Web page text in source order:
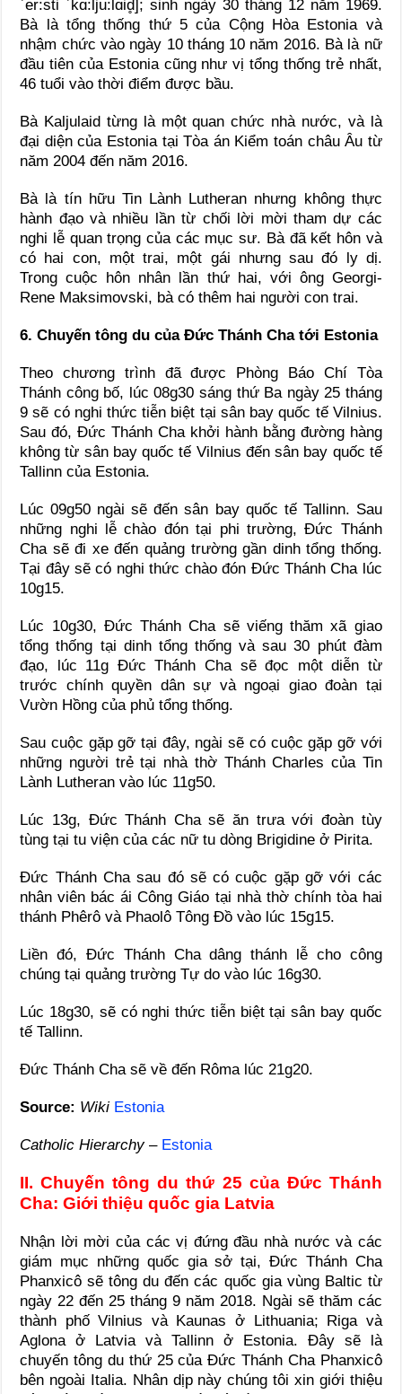
ˈer:sti ˈkɑ:lju:lɑid̥]; sinh ngày 30 tháng 12 năm 1969.
Bà là tổng thống thứ 5 của Cộng Hòa Estonia và
nhậm chức vào ngày 10 tháng 10 năm 2016. Bà là nữ
đầu tiên của Estonia cũng như vị tổng thống trẻ nhất,
46 tuổi vào thời điểm được bầu.
Bà Kaljulaid từng là một quan chức nhà nước, và là
đại diện của Estonia tại Tòa án Kiểm toán châu Âu từ
năm 2004 đến năm 2016.
Bà là tín hữu Tin Lành Lutheran nhưng không thực
hành đạo và nhiều lần từ chối lời mời tham dự các
nghi lễ quan trọng của các mục sư. Bà đã kết hôn và
có hai con, một trai, một gái nhưng sau đó ly dị.
Trong cuộc hôn nhân lần thứ hai, với ông Georgi-
Rene Maksimovski, bà có thêm hai người con trai.
6. Chuyến tông du của Đức Thánh Cha tới Estonia
Theo chương trình đã được Phòng Báo Chí Tòa
Thánh công bố, lúc 08g30 sáng thứ Ba ngày 25 tháng
9 sẽ có nghi thức tiễn biệt tại sân bay quốc tế Vilnius.
Sau đó, Đức Thánh Cha khởi hành bằng đường hàng
không từ sân bay quốc tế Vilnius đến sân bay quốc tế
Tallinn của Estonia.
Lúc 09g50 ngài sẽ đến sân bay quốc tế Tallinn. Sau
những nghi lễ chào đón tại phi trường, Đức Thánh
Cha sẽ đi xe đến quảng trường gần dinh tổng thống.
Tại đây sẽ có nghi thức chào đón Đức Thánh Cha lúc
10g15.
Lúc 10g30, Đức Thánh Cha sẽ viếng thăm xã giao
tổng thống tại dinh tổng thống và sau 30 phút đàm
đạo, lúc 11g Đức Thánh Cha sẽ đọc một diễn từ
trước chính quyền dân sự và ngoại giao đoàn tại
Vườn Hồng của phủ tổng thống.
Sau cuộc gặp gỡ tại đây, ngài sẽ có cuộc gặp gỡ với
những người trẻ tại nhà thờ Thánh Charles của Tin
Lành Lutheran vào lúc 11g50.
Lúc 13g, Đức Thánh Cha sẽ ăn trưa với đoàn tùy
tùng tại tu viện của các nữ tu dòng Brigidine ở Pirita.
Đức Thánh Cha sau đó sẽ có cuộc gặp gỡ với các
nhân viên bác ái Công Giáo tại nhà thờ chính tòa hai
thánh Phêrô và Phaolô Tông Đồ vào lúc 15g15.
Liền đó, Đức Thánh Cha dâng thánh lễ cho công
chúng tại quảng trường Tự do vào lúc 16g30.
Lúc 18g30, sẽ có nghi thức tiễn biệt tại sân bay quốc
tế Tallinn.
Đức Thánh Cha sẽ về đến Rôma lúc 21g20.
Source: Wiki Estonia
Catholic Hierarchy– Estonia
II. Chuyến tông du thứ 25 của Đức Thánh
Cha: Giới thiệu quốc gia Latvia
Nhận lời mời của các vị đứng đầu nhà nước và các
giám mục những quốc gia sở tại, Đức Thánh Cha
Phanxicô sẽ tông du đến các quốc gia vùng Baltic từ
ngày 22 đến 25 tháng 9 năm 2018. Ngài sẽ thăm các
thành phố Vilnius và Kaunas ở Lithuania; Riga và
Aglona ở Latvia và Tallinn ở Estonia. Đây sẽ là
chuyến tông du thứ 25 của Đức Thánh Cha Phanxicô
bên ngoài Italia. Nhân dịp này chúng tôi xin giới thiệu